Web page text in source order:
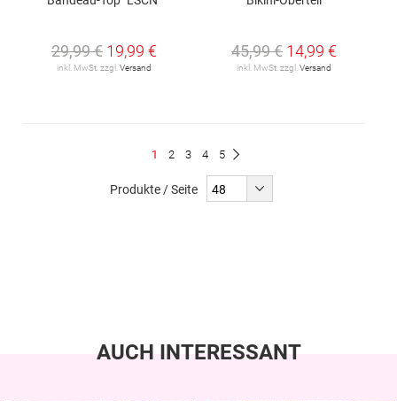
29,99 € 19,99 €
inkl. MwSt. zzgl. Versand
45,99 € 14,99 €
inkl. MwSt. zzgl. Versand
Du
1 Seite
2 Seite
3 Seite
4 Seite
5
Produkte / Seite
AUCH INTERESSANT